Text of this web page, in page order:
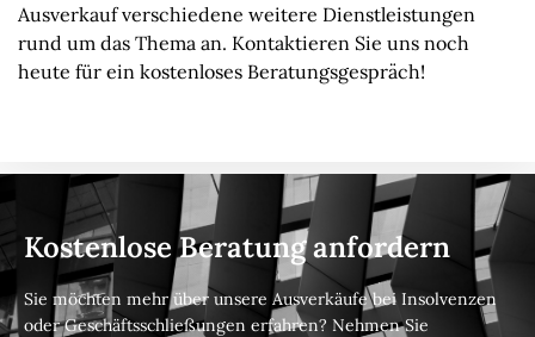
Ausverkauf verschiedene weitere Dienstleistungen
rund um das Thema an. Kontaktieren Sie uns noch
heute für ein kostenloses Beratungsgespräch!
Kostenlose Beratung anfordern
Sie möchten mehr über unsere Ausverkäufe bei Insolvenzen
oder Geschäftsschließungen erfahren? Nehmen Sie